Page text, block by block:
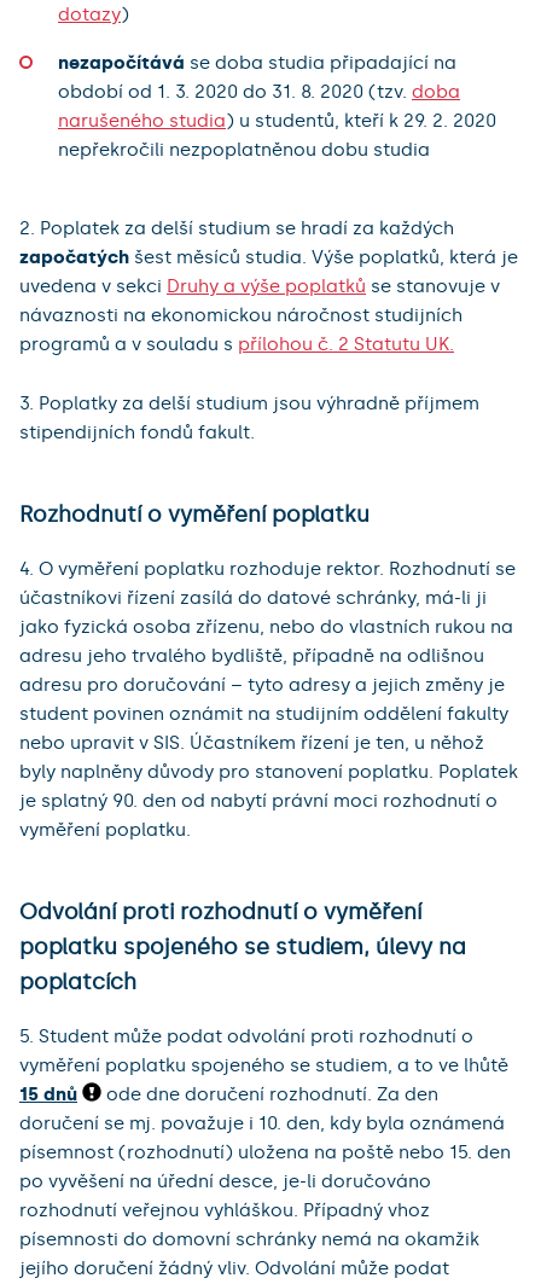
dotazy)
nezapočítává se doba studia připadající na
období od 1. 3. 2020 do 31. 8. 2020 (tzv. doba
narušeného studia) u studentů, kteří k 29. 2. 2020
nepřekročili nezpoplatněnou dobu studia
2. Poplatek za delší studium se hradí za každých
započatých šest měsíců studia. Výše poplatků, která je
uvedena v sekci Druhy a výše poplatků se stanovuje v
návaznosti na ekonomickou náročnost studijních
programů a v souladu s přílohou č. 2 Statutu UK.
3. Poplatky za delší studium jsou výhradně příjmem
stipendijních fondů fakult.
Rozhodnutí o vyměření poplatku
4. O vyměření poplatku rozhoduje rektor. Rozhodnutí se
účastníkovi řízení zasílá do datové schránky, má-li ji
jako fyzická osoba zřízenu, nebo do vlastních rukou na
adresu jeho trvalého bydliště, případně na odlišnou
adresu pro doručování – tyto adresy a jejich změny je
student povinen oznámit na studijním oddělení fakulty
nebo upravit v SIS. Účastníkem řízení je ten, u něhož
byly naplněny důvody pro stanovení poplatku. Poplatek
je splatný 90. den od nabytí právní moci rozhodnutí o
vyměření poplatku.
Odvolání proti rozhodnutí o vyměření
poplatku spojeného se studiem, úlevy na
poplatcích
5. Student může podat odvolání proti rozhodnutí o
vyměření poplatku spojeného se studiem, a to ve lhůtě
15 dnů
ode dne doručení rozhodnutí. Za den
doručení se mj. považuje i 10. den, kdy byla oznámená
písemnost (rozhodnutí) uložena na poště nebo 15. den
po vyvěšení na úřední desce, je-li doručováno
rozhodnutí veřejnou vyhláškou. Případný vhoz
písemnosti do domovní schránky nemá na okamžik
jejího doručení žádný vliv. Odvolání může podat